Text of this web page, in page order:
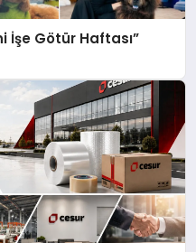
İşe Götür Haftası”